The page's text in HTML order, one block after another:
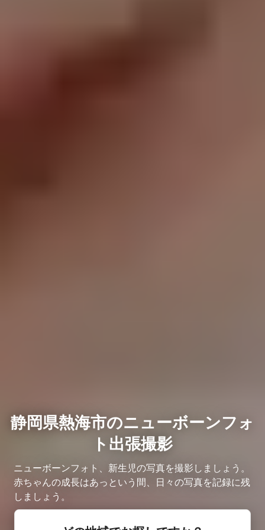
静岡県熱海市のニューボーンフォ
ト出張撮影
ニューボーンフォト、新生児の写真を撮影しましょう。
赤ちゃんの成長はあっという間、日々の写真を記録に残
しましょう。